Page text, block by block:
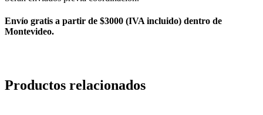
Envío gratis a partir de $3000 (IVA incluido) dentro de
Montevideo.
Productos relacionados